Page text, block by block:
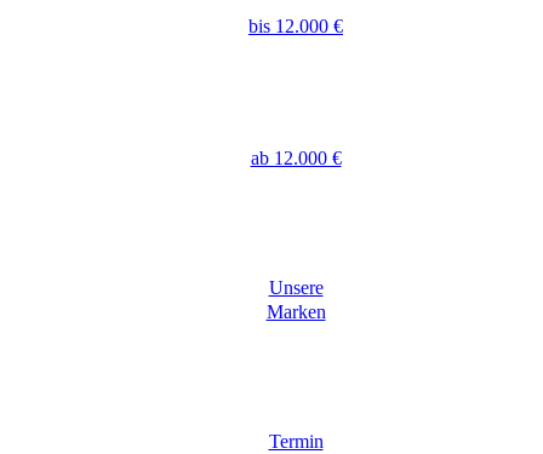
bis 12.000 €
ab 12.000 €
Unsere
Marken
Termin